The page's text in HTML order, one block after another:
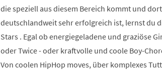
die speziell aus diesem Bereich kommt und dort
deutschlandweit sehr erfolgreich ist, lernst du
Stars . Egal ob energiegeladene und graziöse
oder Twice - oder kraftvolle und coole Boy-
Von coolen HipHop moves, über komplexes